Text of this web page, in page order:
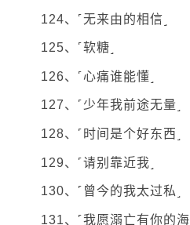
124、˹无来由的相信˼
125、˹软糖˼
126、˹心痛谁能懂˼
127、˹少年我前途无量˼
128、˹时间是个好东西˼
129、˹请别靠近我˼
130、˹曾今的我太过私˼
131、˹我愿溺亡有你的海˼